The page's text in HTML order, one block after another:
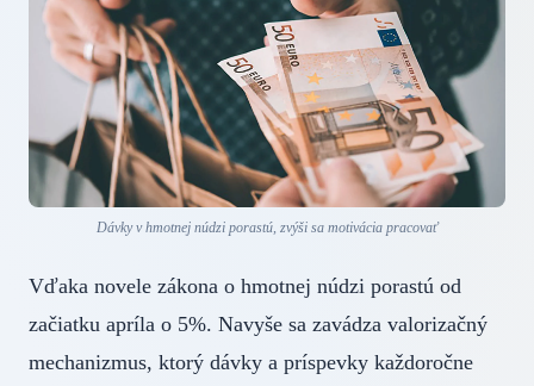
Dávky v hmotnej núdzi porastú, zvýši sa motivácia pracovať
Vďaka novele zákona o hmotnej núdzi porastú od
začiatku apríla o 5%. Navyše sa zavádza valorizačný
mechanizmus, ktorý dávky a príspevky každoročne